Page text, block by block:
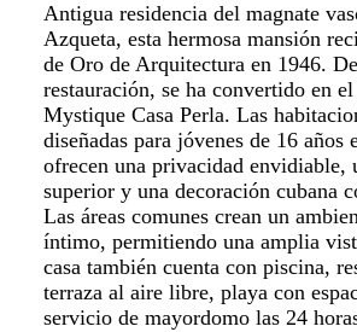
Antigua residencia del magnate
Azqueta, esta hermosa mansión
de Oro de Arquitectura en 1946.
restauración, se ha convertido en
Mystique Casa Perla. Las
diseñadas para jóvenes de 16 años
ofrecen una privacidad envidiable,
superior y una decoración cubana
Las áreas comunes crean un
íntimo, permitiendo una amplia
casa también cuenta con piscina,
terraza al aire libre, playa con
servicio de mayordomo las 24